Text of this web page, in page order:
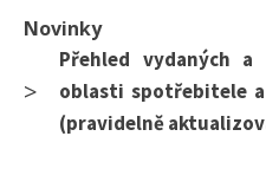
Novinky
Přehled vydaných
oblasti spotřebitele
(pravidelně